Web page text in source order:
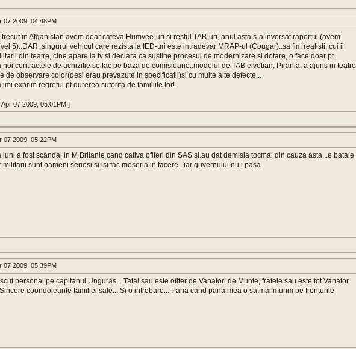
07 2009, 04:48PM
in Afganistan avem doar cateva Humvee-uri si restul TAB-uri, anul asta s-a inversat raportul (avem
5)..DAR, singurul vehicul care rezista la IED-uri este intradevar MRAP-ul (Cougar)..sa fim realisti, cui ii
din teatre, cine apare la tv si declara ca sustine procesul de modernizare si dotare, o face doar pt
noi contractele de achizitie se fac pe baza de comisioane..modelul de TAB elvetian, Pirania, a ajuns in teatre
de observare color(desi erau prevazute in specificatii)si cu multe alte defecte...
imi exprim regretul pt durerea suferita de familiile lor!
07 2009, 05:01PM ]
07 2009, 05:22PM
luni a fost scandal in M Britanie cand cativa ofiteri din SAS si.au dat demisia tocmai din cauza asta...e bataie
militarii sunt oameni seriosi si isi fac meseria in tacere...iar guvernului nu.i pasa
07 2009, 05:39PM
personal pe capitanul Unguras... Tatal sau este ofiter de Vanatori de Munte, fratele sau este tot Vanator
coondoleante familiei sale... Si o intrebare... Pana cand pana mea o sa mai murim pe fronturile